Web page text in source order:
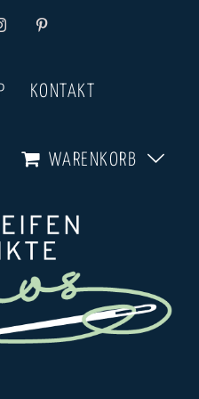
Pinterest
KONTAKT
WARENKORB